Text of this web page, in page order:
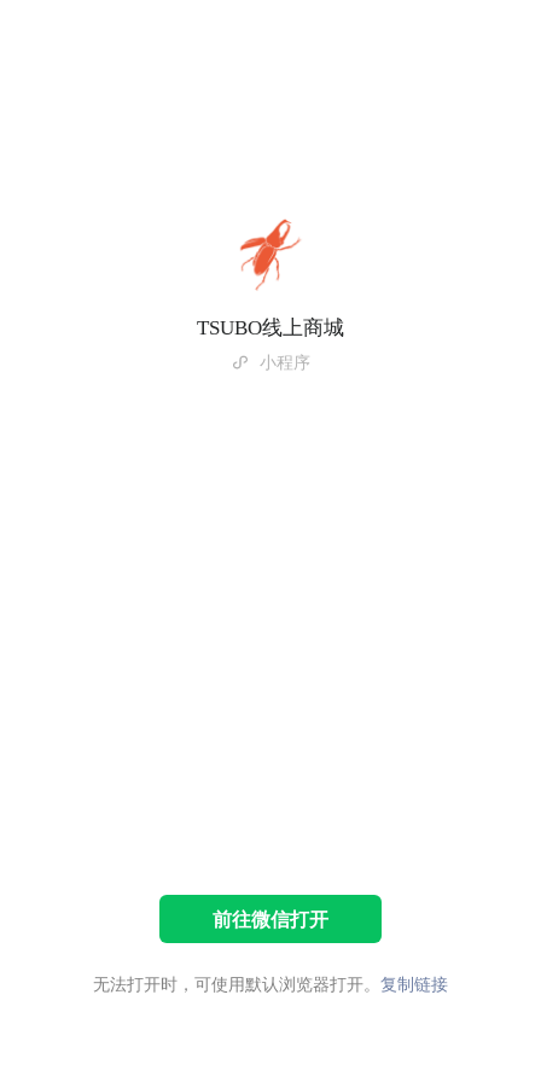
TSUBO线上商城
小程序
前往微信打开
无法打开时，可使用默认浏览器打开。 复制链接